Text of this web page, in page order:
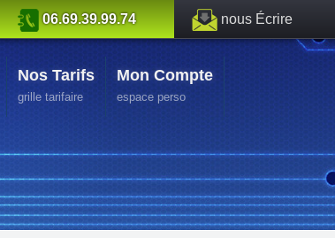
06.69.39.99.74 nous Écrire
Nos Tarifs
grille tarifaire
Mon Compte
espace perso